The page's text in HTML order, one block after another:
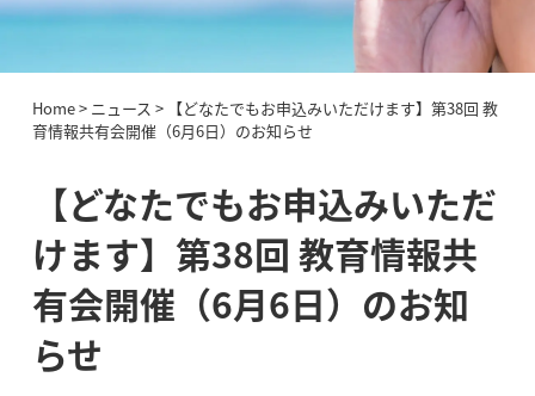
Home> ニュース > 【どなたでもお申込みいただけます】第38回 教
育情報共有会開催（6月6日）のお知らせ
【どなたでもお申込みいただ
けます】第38回 教育情報共
有会開催（6月6日）のお知
らせ